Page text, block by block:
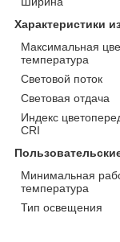
Характеристики
Максимальная
температура
Световой поток
Световая отдача
Индекс
CRI
Минимальная
температура
Тип освещения